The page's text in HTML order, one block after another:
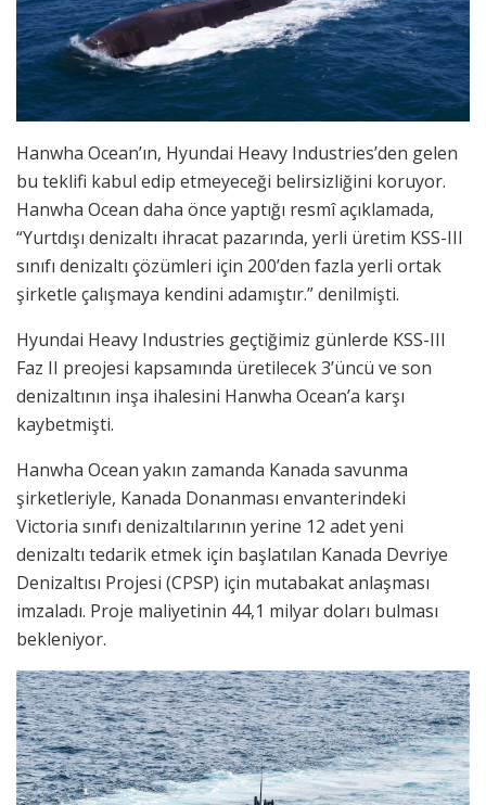
Hanwha Ocean’ın, Hyundai Heavy Industries’den gelen
bu teklifi kabul edip etmeyeceği belirsizliğini koruyor.
Hanwha Ocean daha önce yaptığı resmî açıklamada,
“Yurtdışı denizaltı ihracat pazarında, yerli üretim KSS-III
sınıfı denizaltı çözümleri için 200’den fazla yerli ortak
şirketle çalışmaya kendini adamıştır.” denilmişti.
Hyundai Heavy Industries geçtiğimiz günlerde KSS-III
Faz II preojesi kapsamında üretilecek 3’üncü ve son
denizaltının inşa ihalesini Hanwha Ocean’a karşı
kaybetmişti.
Hanwha Ocean yakın zamanda Kanada savunma
şirketleriyle, Kanada Donanması envanterindeki
Victoria sınıfı denizaltılarının yerine 12 adet yeni
denizaltı tedarik etmek için başlatılan Kanada Devriye
Denizaltısı Projesi (CPSP) için mutabakat anlaşması
imzaladı. Proje maliyetinin 44,1 milyar doları bulması
bekleniyor.